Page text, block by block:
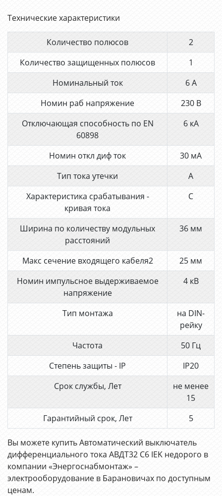
Технические характеристики
Количество полюсов
2
Количество защищенных полюсов
1
Номинальный ток
6 А
Номин раб напряжение
230 В
Отключающая способность по EN
60898
6 кА
Номин откл диф ток
30 мА
Тип тока утечки
A
Характеристика срабатывания -
кривая тока
C
Ширина по количеству модульных
расстояний
36 мм
Макс сечение входящего кабеля2
25 мм
Номин импульсное выдерживаемое
напряжение
4 кВ
Тип монтажа
на DIN-
рейку
Частота
50 Гц
Степень защиты - IP
IP20
Срок службы, Лет
не менее
15
Гарантийный срок, Лет
5
Вы можете купить Автоматический выключатель
дифференциального тока АВДТ32 C6 IEK недорого в
компании «Энергоснабмонтаж» –
электрооборудование в Барановичах по доступным
ценам.